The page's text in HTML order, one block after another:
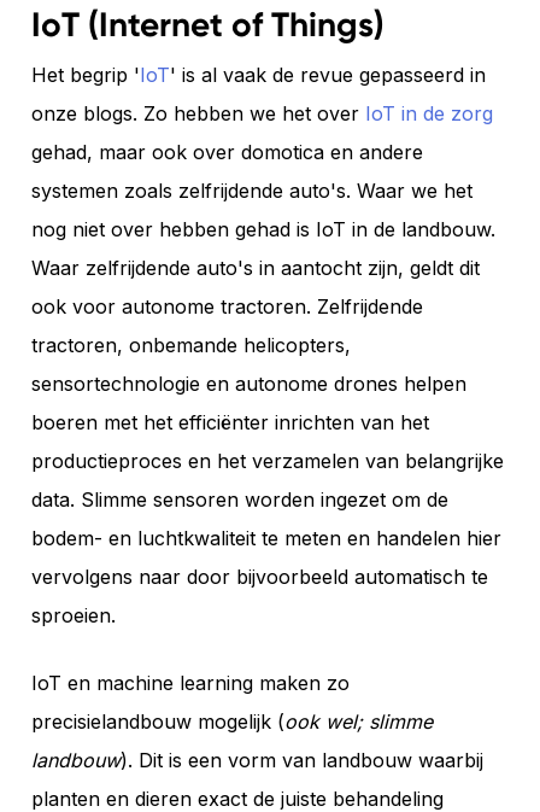
IoT (Internet of Things)
Het begrip 'IoT' is al vaak de revue gepasseerd in
onze blogs. Zo hebben we het over IoT in de zorg
gehad, maar ook over domotica en andere
systemen zoals zelfrijdende auto's. Waar we het
nog niet over hebben gehad is IoT in de landbouw.
Waar zelfrijdende auto's in aantocht zijn, geldt dit
ook voor autonome tractoren. Zelfrijdende
tractoren, onbemande helicopters,
sensortechnologie en autonome drones helpen
boeren met het efficiënter inrichten van het
productieproces en het verzamelen van belangrijke
data. Slimme sensoren worden ingezet om de
bodem- en luchtkwaliteit te meten en handelen hier
vervolgens naar door bijvoorbeeld automatisch te
sproeien.
IoT en machine learning maken zo
precisielandbouw mogelijk (ook wel; slimme
landbouw). Dit is een vorm van landbouw waarbij
planten en dieren exact de juiste behandeling